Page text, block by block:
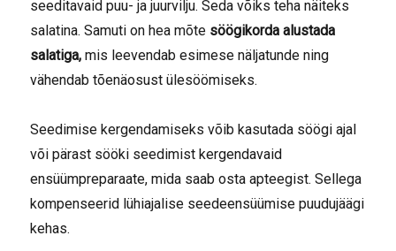
seeditavaid puu- ja juurvilju. Seda võiks teha näiteks
salatina. Samuti on hea mõte söögikorda alustada
salatiga, mis leevendab esimese näljatunde ning
vähendab tõenäosust ülesöömiseks.
Seedimise kergendamiseks võib kasutada söögi ajal
või pärast sööki seedimist kergendavaid
ensüümpreparaate, mida saab osta apteegist. Sellega
kompenseerid lühiajalise seedeensüümise puudujäägi
kehas.